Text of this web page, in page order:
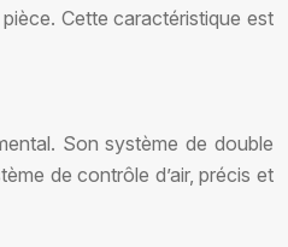
Cette caractéristique est
Son système de double
de contrôle d’air, précis et